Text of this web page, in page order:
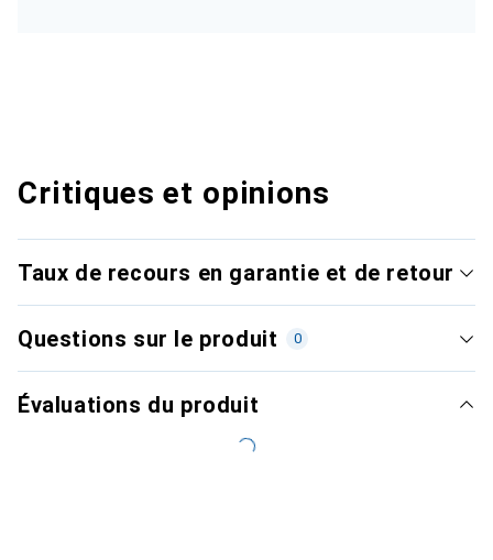
Critiques et opinions
Taux de recours en garantie et de retour
Questions sur le produit 0
Évaluations du produit